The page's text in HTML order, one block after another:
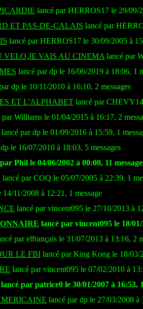
lancé par HERROS17 le 29/09/
ET PAS-DE-CALAIS lancé par
lancé par HERROS17 le 30/09/2005 à
VELO,JE VAIS AU CINEMA lancé par
lancé par dp le 16/06/2019 à 18:06, 1
dp le 10/11/2010 à 16:10, 2 messages
ET L'ALPHABET lancé par
par Williams le 01/04/2015 à 16:17, 2
lancé par dp le 01/09/2016 à 15:59, 1
le 16/07/2010 à 18:03, 5 messages
Phil le 04/06/2002 à 00:00, 11
lancé par COQ le 05/07/2005 à 22:39, 1
11/2008 à 12:21, 1 message
lancé par vincent095 le 27/10/2013 à
lancé par vincent095 le 18/01/
par elfrançais le 31/07/2013 à 13:16, 2
LE FBI lancé par King Kong le 18/03/
lancé par vincent095 le 07/02/2010 à
lancé par patrice0 le 30/01/2007 à 16:53,
lancé par dp le 27/03/2008 à